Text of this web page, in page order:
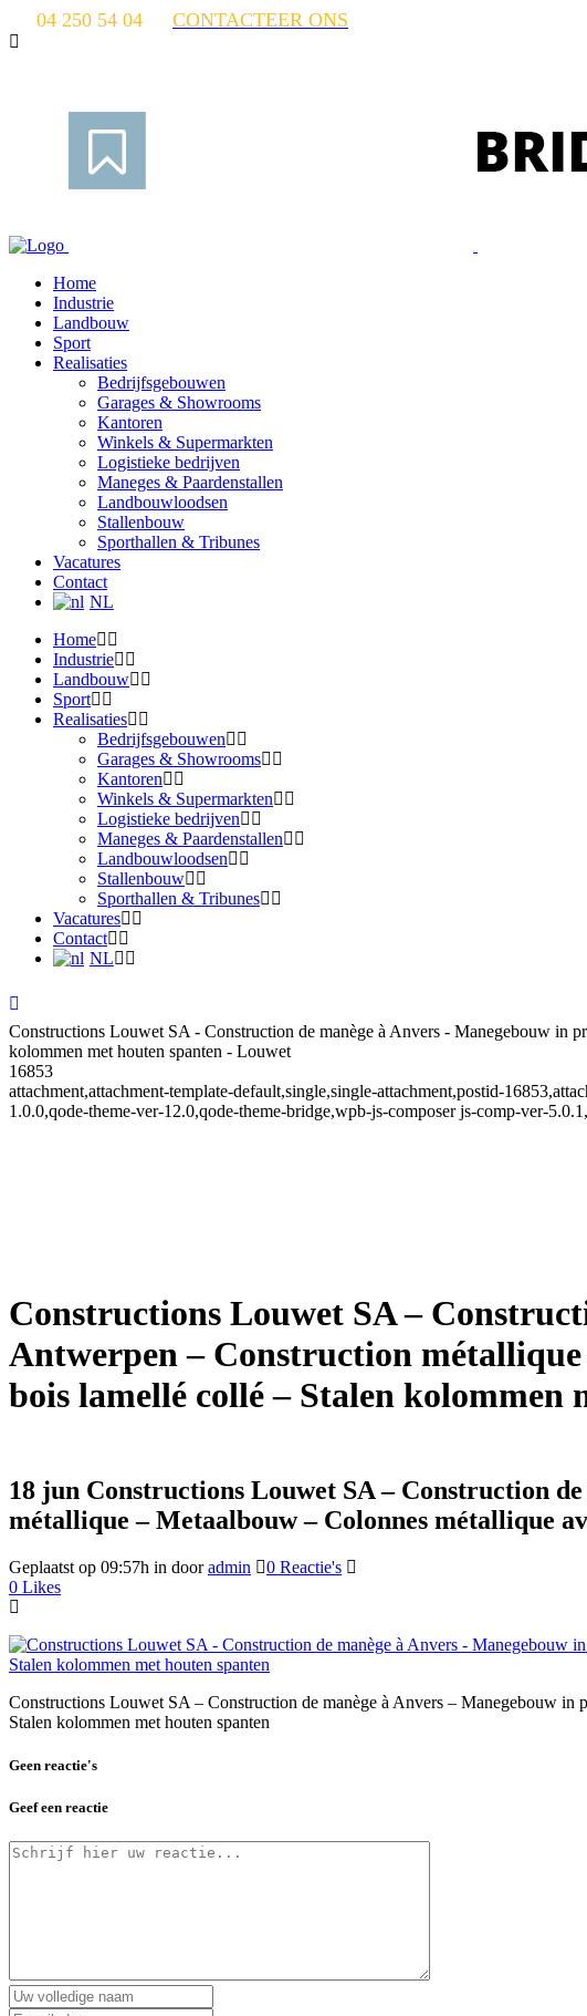
04 250 54 04 CONTACTEER ONS
Home
Industrie
Landbouw
Sport
Realisaties
Bedrijfsgebouwen
Garages & Showrooms
Kantoren
Winkels & Supermarkten
Logistieke bedrijven
Maneges & Paardenstallen
Landbouwloodsen
Stallenbouw
Sporthallen & Tribunes
Vacatures
Contact
NL
Home
Industrie
Landbouw
Sport
Realisaties
Bedrijfsgebouwen
Garages & Showrooms
Kantoren
Winkels & Supermarkten
Logistieke bedrijven
Maneges & Paardenstallen
Landbouwloodsen
Stallenbouw
Sporthallen & Tribunes
Vacatures
Contact
NL
Constructions Louwet SA - Construction de manège à Anvers - Manegebouw in
kolommen met houten spanten - Louwet
16853
attachment,attachment-template-default,single,single-attachment,postid-
1.0.0,qode-theme-ver-12.0,qode-theme-bridge,wpb-js-composer js-comp-ver-
Constructions Louwet SA –
Antwerpen – Construction
bois lamellé collé – Stalen kolommen
18 jun Constructions Louwet SA – Construction
métallique – Metaalbouw – Colonnes métallique
Geplaatst op 09:57h in dooradmin
0 Reactie's
0 Likes
Constructions Louwet SA – Construction de manège à Anvers – Manegebouw
Stalen kolommen met houten spanten
Geen reactie's
Geef een reactie